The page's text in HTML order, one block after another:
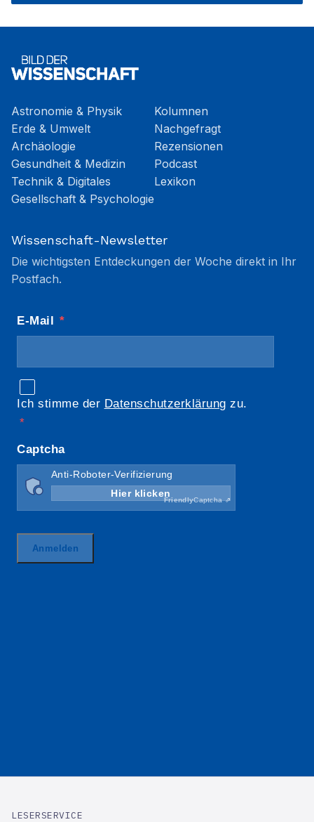
Astronomie & Physik
Erde & Umwelt
Archäologie
Gesundheit & Medizin
Technik & Digitales
Gesellschaft & Psychologie
Kolumnen
Nachgefragt
Rezensionen
Podcast
Lexikon
Wissenschaft-Newsletter
Die wichtigsten Entdeckungen der Woche direkt in Ihr
Postfach.
LESERSERVICE